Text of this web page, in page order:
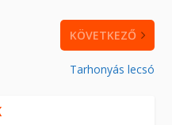
KÖVETKEZŐ
Tarhonyás lecsó